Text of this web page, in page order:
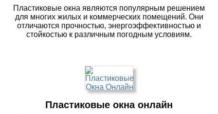
Пластиковые окна являются популярным решением
для многих жилых и коммерческих помещений. Они
отличаются прочностью, энергоэффективностью и
стойкостью к различным погодным условиям.
Пластиковые окна онлайн